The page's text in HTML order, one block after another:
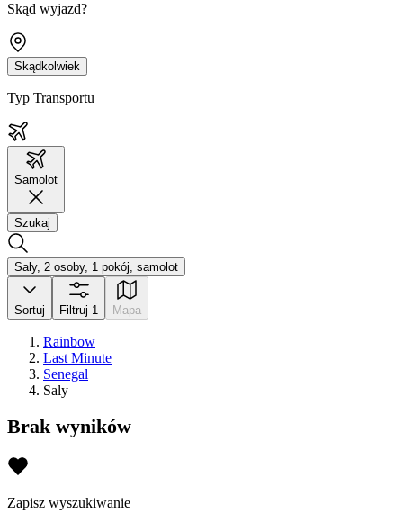
Skąd wyjazd?
Skądkolwiek
Typ Transportu
Samolot
Szukaj
Saly, 2 osoby, 1 pokój, samolot
Sortuj Filtruj 1 Mapa
Rainbow
Last Minute
Senegal
Saly
Brak wyników
Zapisz wyszukiwanie